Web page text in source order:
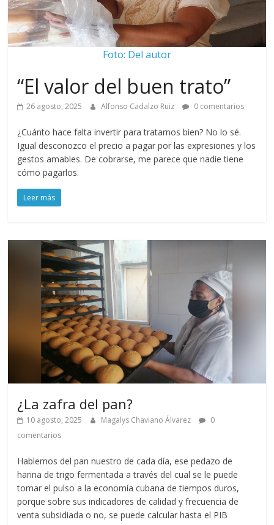
Foto: Del autor
“El valor del buen trato”
26 agosto, 2025 Alfonso Cadalzo Ruiz 0 comentarios
¿Cuánto hace falta invertir para tratarnos bien? No lo sé.
Igual desconozco el precio a pagar por las expresiones y los
gestos amables. De cobrarse, me parece que nadie tiene
cómo pagarlos.
Leer más
¿La zafra del pan?
10 agosto, 2025 Magalys Chaviano Álvarez
0
comentarios
Hablemos del pan nuestro de cada día, ese pedazo de
harina de trigo fermentada a través del cual se le puede
tomar el pulso a la economía cubana de tiempos duros,
porque sobre sus indicadores de calidad y frecuencia de
venta subsidiada o no, se puede calcular hasta el PIB